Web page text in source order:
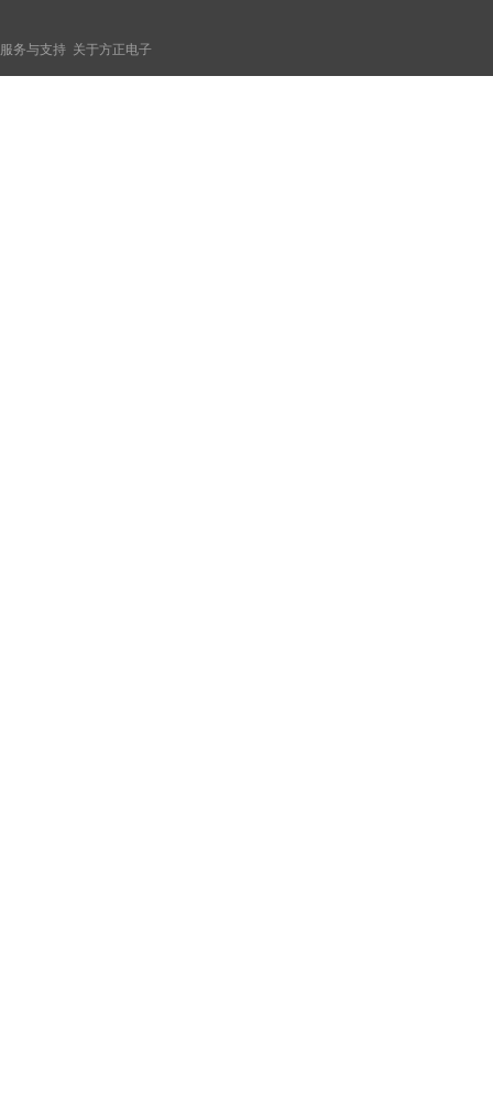
服务与支持 关于方正电子